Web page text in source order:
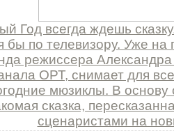
Год всегда ждешь
бы по телевизору. Уже на
режиссера Александра
ОРТ, снимает для
мюзиклы. В основу
сказка,
сценаристами на